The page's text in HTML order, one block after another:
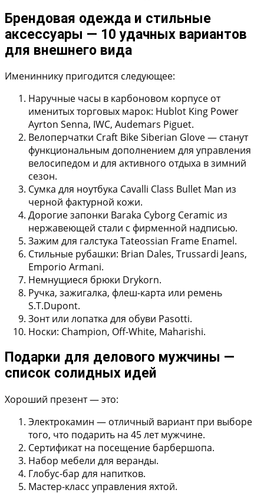
Брендовая одежда и стильные
аксессуары — 10 удачных вариантов
для внешнего вида
Имениннику пригодится следующее:
Наручные часы в карбоновом корпусе от
именитых торговых марок: Hublot King Power
Ayrton Senna, IWC, Audemars Piguet.
Велоперчатки Craft Bike Siberian Glove— станут
функциональным дополнением для управления
велосипедом и для активного отдыха в зимний
сезон.
Сумка для ноутбука Cavalli Class Bullet Man из
черной фактурной кожи.
Дорогие запонки Baraka Cyborg Ceramic из
нержавеющей стали с фирменной надписью.
Зажим для галстука Tateossian Frame Enamel.
Стильные рубашки: Brian Dales, Trussardi Jeans,
Emporio Armani.
Немнущиеся брюки Drykorn.
Ручка, зажигалка, флеш-карта или ремень
S.T.Dupont.
Зонт или лопатка для обуви Pasotti.
Носки: Champion, Off-White, Maharishi.
Подарки для делового мужчины —
список солидных идей
Хороший презент — это:
Электрокамин — отличный вариант при выборе
того, что подарить на 45 лет мужчине.
Сертификат на посещение барбершопа.
Набор мебели для веранды.
Глобус-бар для напитков.
Мастер-класс управления яхтой.